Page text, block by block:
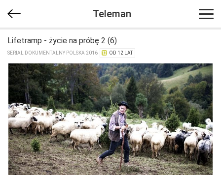
Teleman
Lifetramp - życie na próbę 2 (6)
SERIAL DOKUMENTALNY POLSKA 2016 OD 12 LAT